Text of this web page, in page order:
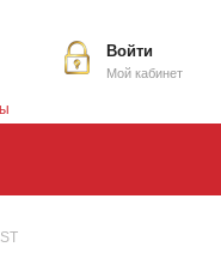
Войти
Мой кабинет